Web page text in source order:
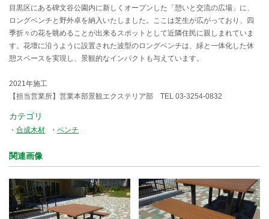
目黒区にある碑文谷公園内に新しくオープンした「憩いと交流の広場」に、
ロングベンチと野外卓を納入いたしました。ここは芝生が広がっており、四
季折々の花を眺めることが出来るスポットとして近隣住民に親しまれていま
す。花壇に沿うように設置された波型のロングベンチは、緑と一体化した休
憩スペースを実現し、景観的なインパクトも与えています。
2021年施工
【担当営業所】営業本部景観エクステリア部 TEL 03-3254-0832
カテゴリ
合成木材 ベンチ
関連画像